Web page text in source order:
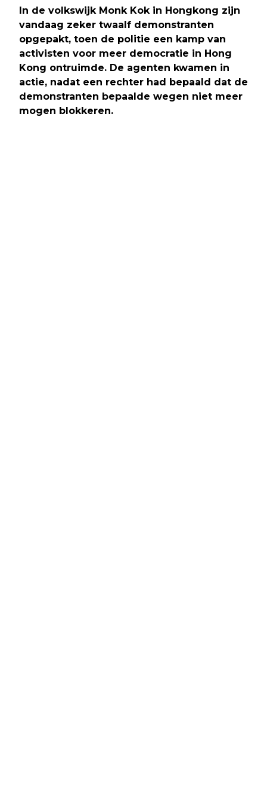
In de volkswijk Monk Kok in Hongkong zijn
vandaag zeker twaalf demonstranten
opgepakt, toen de politie een kamp van
activisten voor meer democratie in Hong
Kong ontruimde. De agenten kwamen in
actie, nadat een rechter had bepaald dat de
demonstranten bepaalde wegen niet meer
mogen blokkeren.